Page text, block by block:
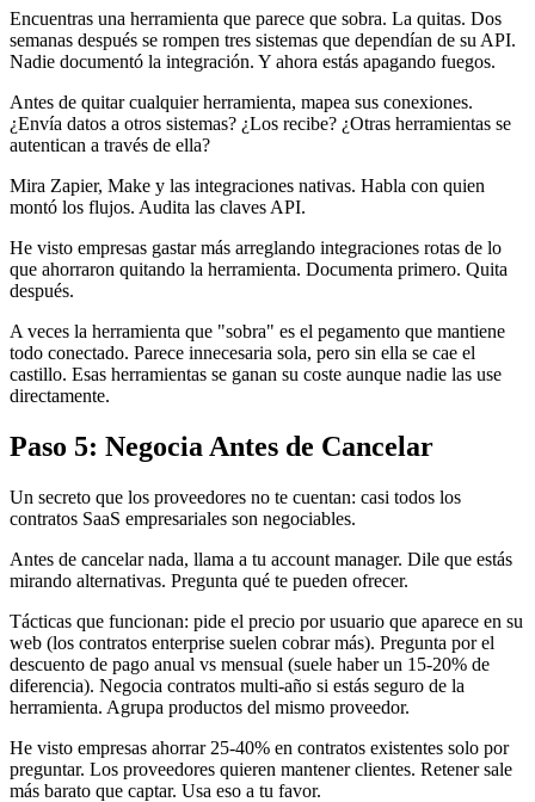
Encuentras una herramienta que parece que sobra. La quitas. Dos
semanas después se rompen tres sistemas que dependían de su API.
Nadie documentó la integración. Y ahora estás apagando fuegos.
Antes de quitar cualquier herramienta, mapea sus conexiones.
¿Envía datos a otros sistemas? ¿Los recibe? ¿Otras herramientas se
autentican a través de ella?
Mira Zapier, Make y las integraciones nativas. Habla con quien
montó los flujos. Audita las claves API.
He visto empresas gastar más arreglando integraciones rotas de lo
que ahorraron quitando la herramienta. Documenta primero. Quita
después.
A veces la herramienta que "sobra" es el pegamento que mantiene
todo conectado. Parece innecesaria sola, pero sin ella se cae el
castillo. Esas herramientas se ganan su coste aunque nadie las use
directamente.
Paso 5: Negocia Antes de Cancelar
Un secreto que los proveedores no te cuentan: casi todos los
contratos SaaS empresariales son negociables.
Antes de cancelar nada, llama a tu account manager. Dile que estás
mirando alternativas. Pregunta qué te pueden ofrecer.
Tácticas que funcionan: pide el precio por usuario que aparece en su
web (los contratos enterprise suelen cobrar más). Pregunta por el
descuento de pago anual vs mensual (suele haber un 15-20% de
diferencia). Negocia contratos multi-año si estás seguro de la
herramienta. Agrupa productos del mismo proveedor.
He visto empresas ahorrar 25-40% en contratos existentes solo por
preguntar. Los proveedores quieren mantener clientes. Retener sale
más barato que captar. Usa eso a tu favor.